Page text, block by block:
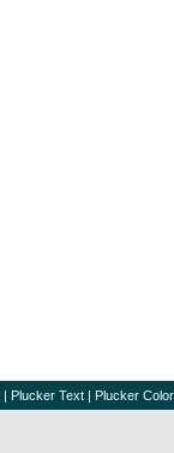
| Plucker Text | Plucker Color